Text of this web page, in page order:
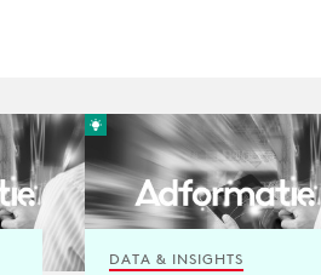
DATA & INSIGHTS